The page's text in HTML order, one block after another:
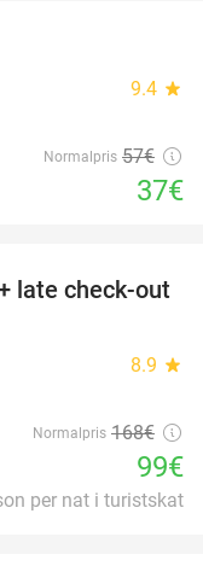
9.4 star
Normalpris 57€
37€
41%
late check-out
8.9 star
Normalpris 168€
99€
per nat i turistskat